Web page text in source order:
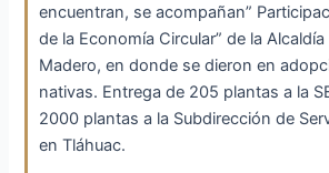
encuentran, se acompañan”
de la Economía Circular” de la
Madero, en donde se dieron en
nativas. Entrega de 205 plantas a la
2000 plantas a la Subdirección de
en Tláhuac.